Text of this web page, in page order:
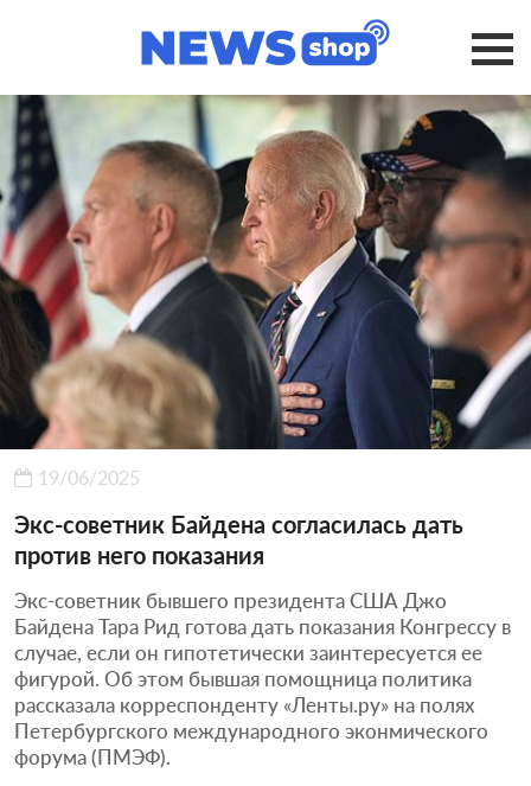
19/06/2025
Экс-советник Байдена согласилась дать
против него показания
Экс-советник бывшего президента США Джо
Байдена Тара Рид готова дать показания Конгрессу в
случае, если он гипотетически заинтересуется ее
фигурой. Об этом бывшая помощница политика
рассказала корреспонденту «Ленты.ру» на полях
Петербургского международного эконмического
форума (ПМЭФ).